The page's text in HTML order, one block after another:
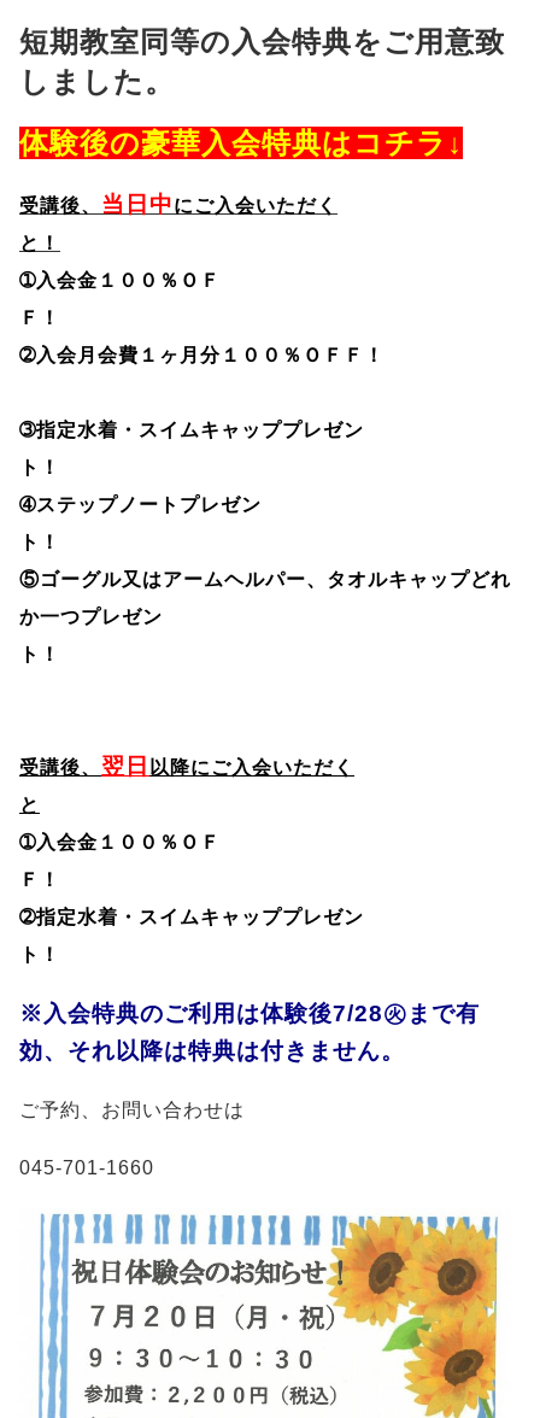
短期教室同等の入会特典をご用意致
しました。
体験後の豪華入会特典はコチラ↓
受講後、 当日中にご入会いただく
と！
➀入会金１００％ＯＦ
Ｆ
➁入会月会費１ヶ月分１００％ＯＦＦ！
➂指定水着・スイムキャッププレゼン
ト
➃ステップノート プレゼン
ト
⑤ゴーグル又はアームヘルパー、タオルキャップどれ
か一つプレゼン
ト！
受講後、 翌日 以降にご入会いただく
と
➀入会金１００％ＯＦ
Ｆ！
➁指定水着・スイムキャッププレゼン
ト
※入会特典のご利用は体験後7/28㊋まで有
効、それ以降は特典は付きません。
ご予約、お問い合わせは
045-701-1660